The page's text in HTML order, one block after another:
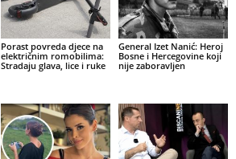
Porast povreda djece na
električnim romobilima:
Stradaju glava, lice i ruke
General Izet Nanić: Heroj
Bosne i Hercegovine koji
nije zaboravljen